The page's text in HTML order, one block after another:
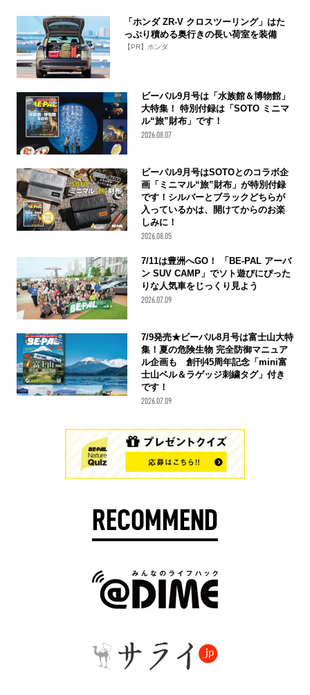
「ホンダ ZR-V クロスツーリング」はた
っぷり積める奥行きの長い荷室を装備
【PR】ホンダ
ビーパル9月号は「水族館＆博物館」
大特集！ 特別付録は「SOTO ミニマ
ル“旅”財布」です！
2026.08.07
ビーパル9月号はSOTOとのコラボ企
画「ミニマル“旅”財布」が特別付録
です！シルバーとブラックどちらが
入っているかは、開けてからのお楽
しみに！
2026.08.05
7/11は豊洲へGO！ 「BE-PAL アーバ
ン SUV CAMP」でソト遊びにぴった
りな人気車をじっくり見よう
2026.07.09
7/9発売★ビーパル8月号は富士山大特
集！夏の危険生物 完全防御マニュア
ル企画も 創刊45周年記念「mini富
士山ベル＆ラゲッジ刺繍タグ」付き
です！
2026.07.09
RECOMMEND